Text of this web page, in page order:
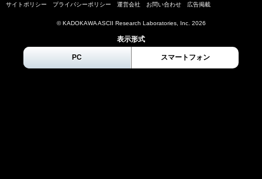
サイトポリシー プライバシーポリシー 運営会社 お問い合わせ 広告掲載
© KADOKAWA ASCII Research Laboratories, Inc. 2026
表示形式
PC スマートフォン